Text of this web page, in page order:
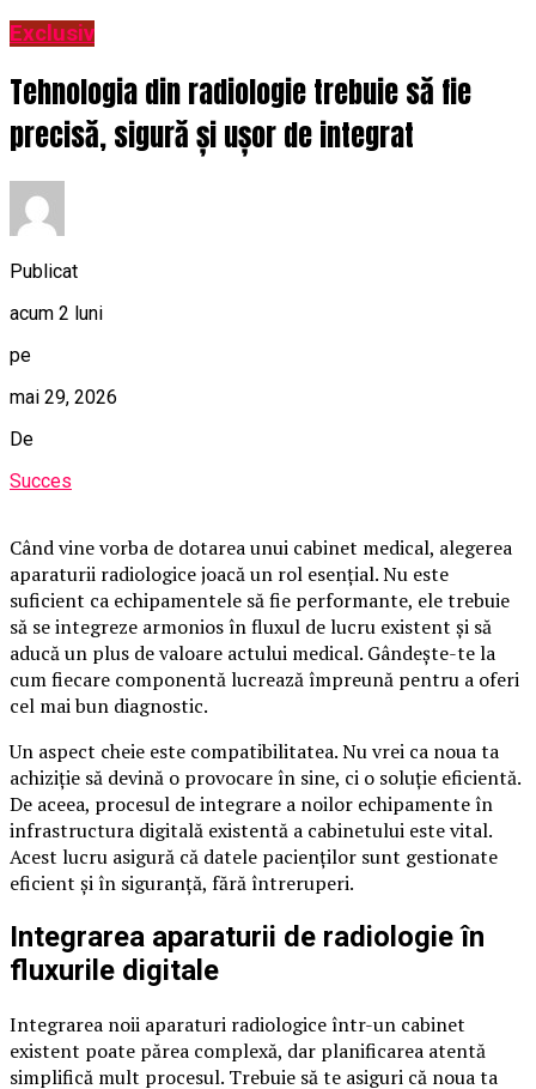
Exclusiv
Tehnologia din radiologie trebuie să fie
precisă, sigură și ușor de integrat
Publicat
acum 2 luni
pe
mai 29, 2026
De
Succes
Când vine vorba de dotarea unui cabinet medical, alegerea
aparaturii radiologice joacă un rol esențial. Nu este
suficient ca echipamentele să fie performante, ele trebuie
să se integreze armonios în fluxul de lucru existent și să
aducă un plus de valoare actului medical. Gândește-te la
cum fiecare componentă lucrează împreună pentru a oferi
cel mai bun diagnostic.
Un aspect cheie este compatibilitatea. Nu vrei ca noua ta
achiziție să devină o provocare în sine, ci o soluție eficientă.
De aceea, procesul de integrare a noilor echipamente în
infrastructura digitală existentă a cabinetului este vital.
Acest lucru asigură că datele pacienților sunt gestionate
eficient și în siguranță, fără întreruperi.
Integrarea aparaturii de radiologie în
fluxurile digitale
Integrarea noii aparaturi radiologice într-un cabinet
existent poate părea complexă, dar planificarea atentă
simplifică mult procesul. Trebuie să te asiguri că noua ta